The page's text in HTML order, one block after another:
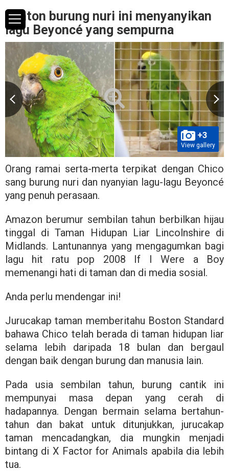
Tonton burung nuri ini menyanyikan
lagu Beyoncé yang sempurna
+3
View gallery
Orang ramai serta-merta terpikat dengan Chico
sang burung nuri dan nyanyian lagu-lagu Beyoncé
yang penuh perasaan.
Amazon berumur sembilan tahun berbilkan hijau
tinggal di Taman Hidupan Liar Lincolnshire di
Midlands. Lantunannya yang mengagumkan bagi
lagu hit ratu pop 2008 If I Were a Boy
memenangi hati di taman dan di media sosial.
Anda perlu mendengar ini!
Jurucakap taman memberitahu Boston Standard
bahawa Chico telah berada di taman hidupan liar
selama lebih daripada 18 bulan dan bergaul
dengan baik dengan burung dan manusia lain.
Pada usia sembilan tahun, burung cantik ini
mempunyai masa depan yang cerah di
hadapannya. Dengan bermain selama bertahun-
tahun dan bakat untuk ditunjukkan, jurucakap
taman mencadangkan, dia mungkin menjadi
bintang di X Factor for Animals apabila dia lebih
tua.